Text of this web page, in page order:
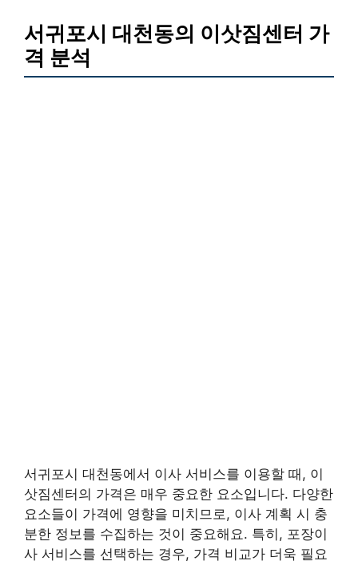
서귀포시 대천동의 이삿짐센터 가
격 분석
서귀포시 대천동에서 이사 서비스를 이용할 때, 이
삿짐센터의 가격은 매우 중요한 요소입니다. 다양한
요소들이 가격에 영향을 미치므로, 이사 계획 시 충
분한 정보를 수집하는 것이 중요해요. 특히, 포장이
사 서비스를 선택하는 경우, 가격 비교가 더욱 필요